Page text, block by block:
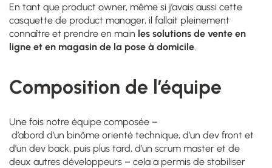
En tant que product owner, même si j’avais aussi cette
casquette de product manager, il fallait pleinement
connaître et prendre en main les solutions de vente en
ligne et en magasin de la pose à domicile
Composition de l’équipe
Une fois notre équipe composée –
d’abord d’un binôme orienté technique, d’un dev front et
d’un dev back, puis plus tard, d’un scrum master et de
deux autres développeurs – cela a permis de stabiliser